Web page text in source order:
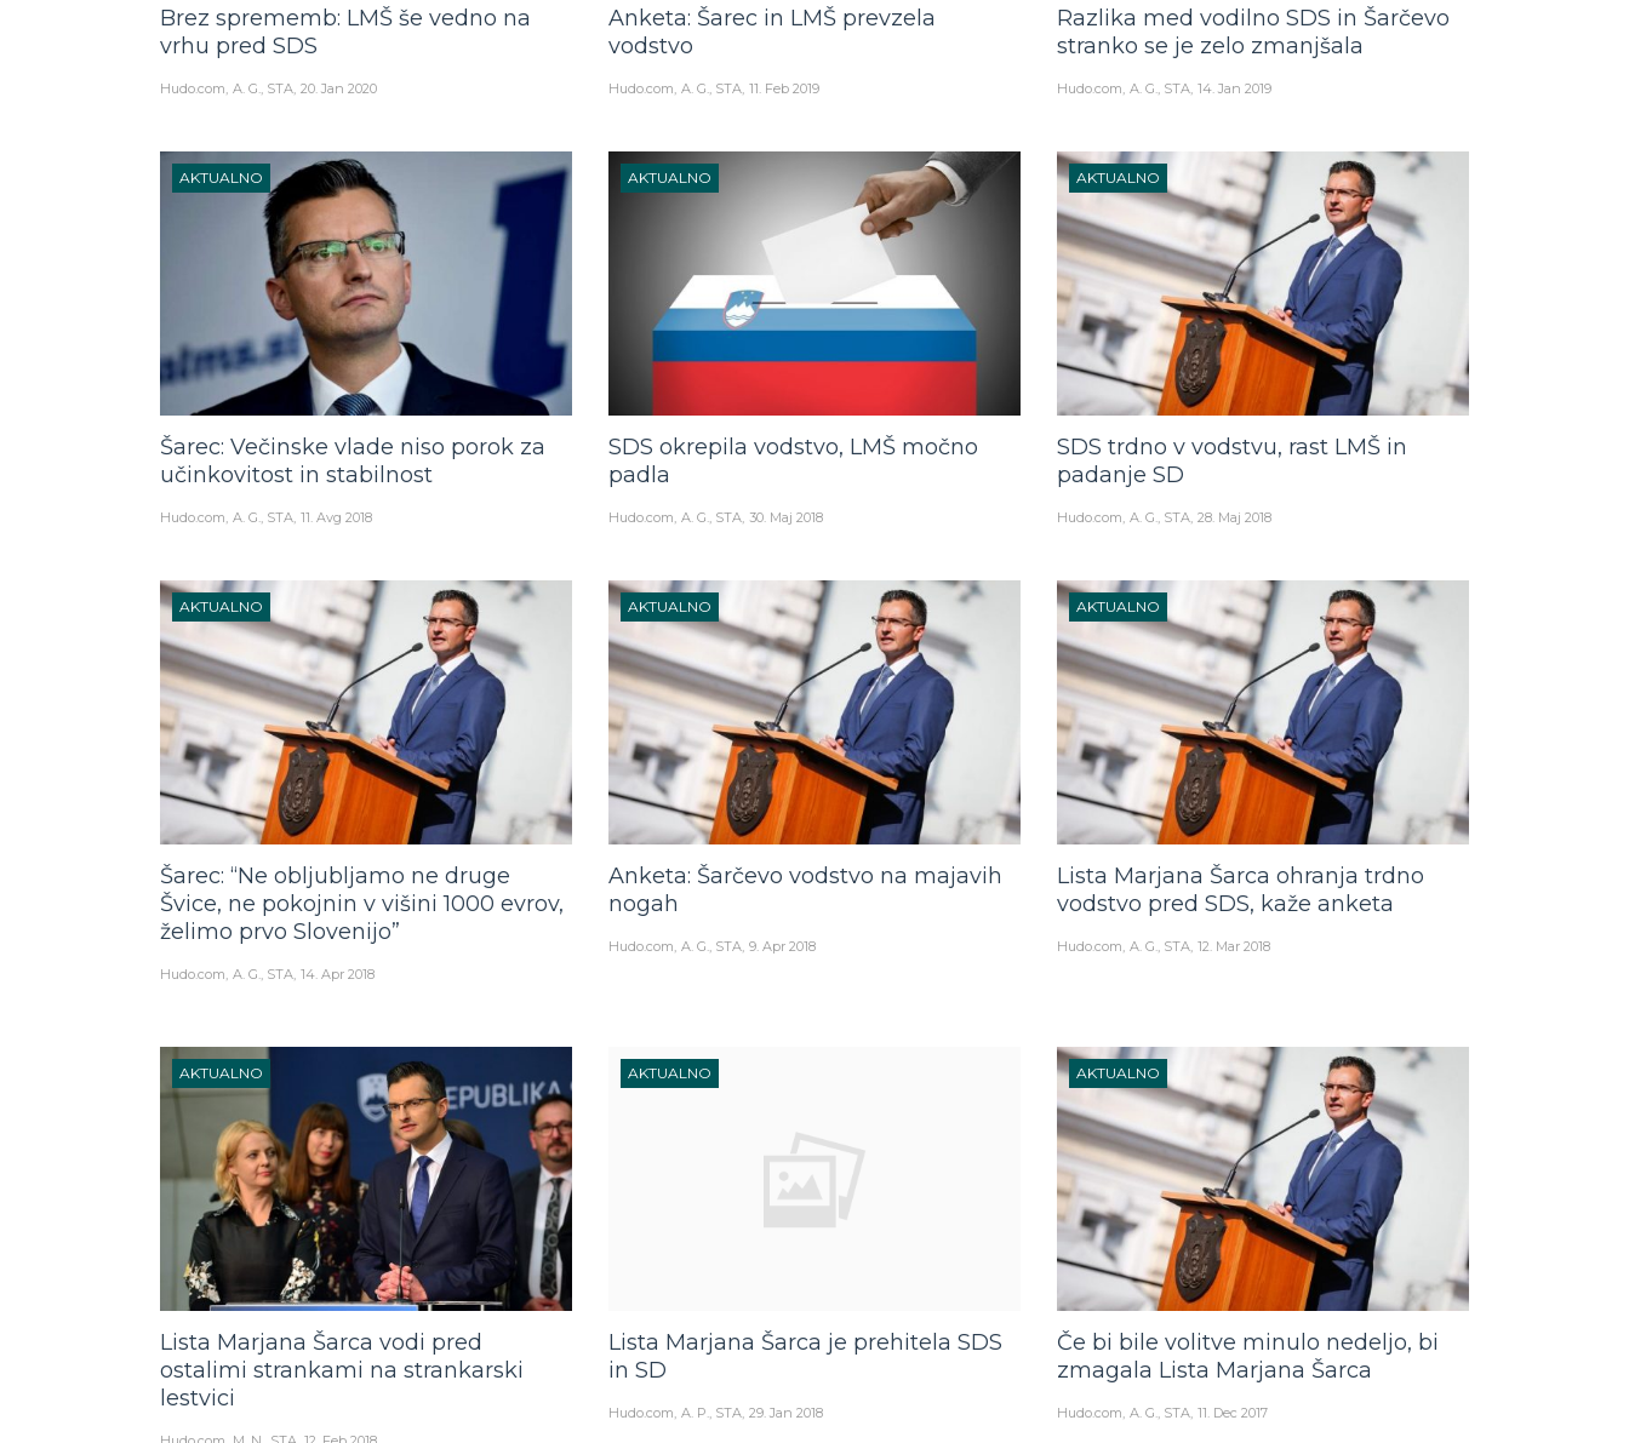
Brez sprememb: LMŠ še vedno na
vrhu pred SDS
Hudo.com A. G., STA 20. Jan 2020
Anketa: Šarec in LMŠ prevzela
vodstvo
Hudo.com A. G., STA 11. Feb 2019
Razlika med vodilno SDS in Šarčevo
stranko se je zelo zmanjšala
Hudo.com A. G., STA 14. Jan 2019
AKTUALNO
Šarec: Večinske vlade niso porok za
učinkovitost in stabilnost
Hudo.com A. G., STA 11. Avg 2018
AKTUALNO
SDS okrepila vodstvo, LMŠ močno
padla
Hudo.com A. G., STA 30. Maj 2018
AKTUALNO
SDS trdno v vodstvu, rast LMŠ in
padanje SD
Hudo.com A. G., STA 28. Maj 2018
AKTUALNO
Šarec: “Ne obljubljamo ne druge
Švice, ne pokojnin v višini 1000 evrov,
želimo prvo Slovenijo”
Hudo.com A. G., STA 14. Apr 2018
AKTUALNO
Anketa: Šarčevo vodstvo na majavih
nogah
Hudo.com A. G., STA 9. Apr 2018
AKTUALNO
Lista Marjana Šarca ohranja trdno
vodstvo pred SDS, kaže anketa
Hudo.com A. G., STA 12. Mar 2018
AKTUALNO
Lista Marjana Šarca vodi pred
ostalimi strankami na strankarski
lestvici
AKTUALNO
Lista Marjana Šarca je prehitela SDS
in SD
Hudo.com A. P., STA 29. Jan 2018
AKTUALNO
Če bi bile volitve minulo nedeljo, bi
zmagala Lista Marjana Šarca
Hudo.com A. G., STA 11. Dec 2017